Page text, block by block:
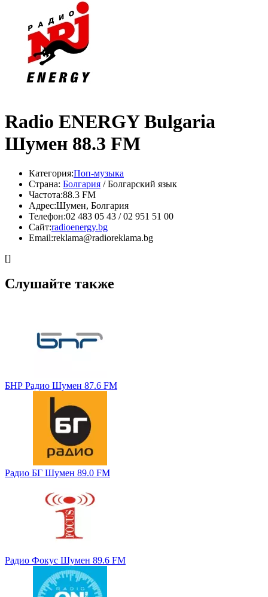
Radio ENERGY Bulgaria
Шумен 88.3 FM
Категория:Поп-музыка
Страна: Болгария / Болгарский язык
Частота:88.3 FM
Адрес:Шумен, Болгария
Телефон:02 483 05 43 / 02 951 51 00
Сайт:radioenergy.bg
Email:reklama@radioreklama.bg
[]
Слушайте также
БНР Радио Шумен 87.6 FM
Радио БГ Шумен 89.0 FM
Радио Фокус Шумен 89.6 FM